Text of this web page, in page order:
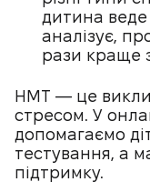
дитина
аналізує,
рази краще
НМТ — це
стресом. У
допомагаємо
тестування, а
підтримку.